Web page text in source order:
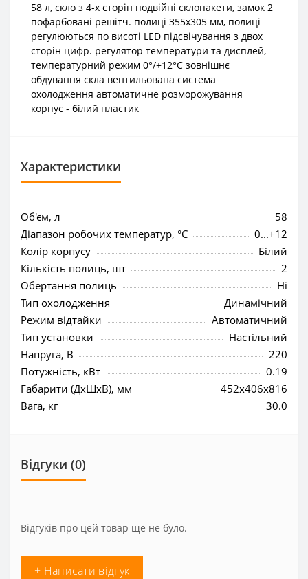
58 л, скло з 4-х сторін подвійні склопакети, замок 2
пофарбовані решітч. полиці 355х305 мм, полиці
регулюються по висоті LED підсвічування з двох
сторін цифр. регулятор температури та дисплей,
температурний режим 0°/+12°C зовнішнє
обдування скла вентильована система
охолодження автоматичне розморожування
корпус - білий пластик
Характеристики
Об'єм, л
58
Діапазон робочих температур, °C
0...+12
Колір корпусу
Білий
Кількість полиць, шт
2
Обертання полиць
Ні
Тип охолодження
Динамічний
Режим відтайки
Автоматичний
Тип установки
Настільний
Напруга, В
220
Потужність, кВт
0.19
Габарити (ДхШхВ), мм
452x406x816
Вага, кг
30.0
Відгуки (0)
Відгуків про цей товар ще не було.
+ Написати відгук